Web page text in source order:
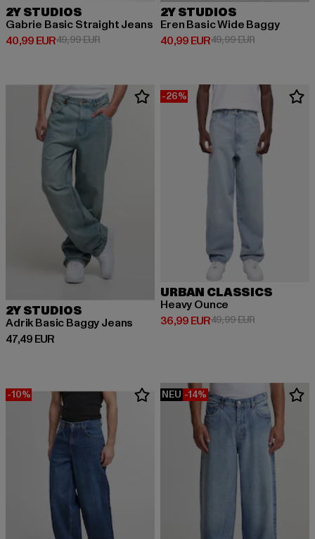
2Y STUDIOS
Gabrie Basic Straight Jeans
40,99 EUR
Derzeitiger Preis: 40,99 EUR
49,99 EURAktionspreis: 49,99 EUR
2Y STUDIOS
Eren Basic Wide Baggy
40,99 EUR
Derzeitiger Preis: 40,99 EUR
49,99 EURAktionspreis:
2Y STUDIOS
Adrik Basic Baggy Jeans
47,49 EUR
Derzeitiger Preis: 47,49 EUR
-26%
URBAN CLASSICS
Heavy Ounce
36,99 EUR
Derzeitiger Preis: 36,99 EUR
49,99 EURAktionspreis:
-10% NEU -14%